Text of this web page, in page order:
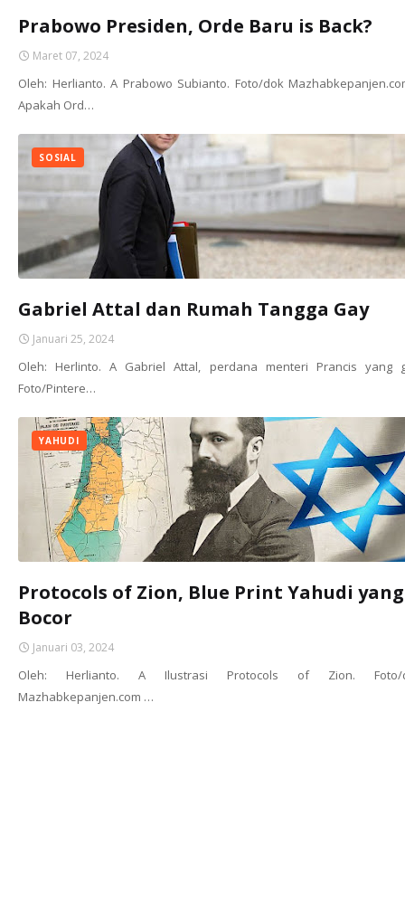
Prabowo Presiden, Orde Baru is Back?
Maret 07, 2024
Oleh: Herlianto. A Prabowo Subianto. Foto/dok
Apakah Ord…
SOSIAL
Gabriel Attal dan Rumah Tangga Gay
Januari 25, 2024
Oleh: Herlinto. A Gabriel Attal, perdana menteri Prancis yang
Foto/Pintere…
YAHUDI
Protocols of Zion, Blue Print Yahudi yang
Bocor
Januari 03, 2024
Oleh: Herlianto. A Ilustrasi Protocols of Zion. Foto/
Mazhabkepanjen.com …